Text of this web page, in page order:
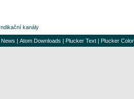
kanály
News | Atom Downloads | Plucker Text | Plucker Color